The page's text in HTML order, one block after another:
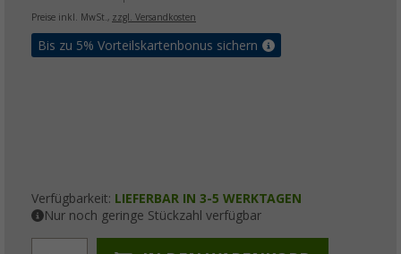
Preise inkl. MwSt., zzgl. Versandkosten
Bis zu 5% Vorteilskartenbonus sichern
Verfügbarkeit: LIEFERBAR IN 3-5 WERKTAGEN
Nur noch geringe Stückzahl verfügbar